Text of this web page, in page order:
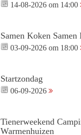
14-08-2026 om 14:00
Samen Koken Samen
03-09-2026 om 18:00
Startzondag
06-09-2026
Tienerweekend
Warmenhuizen